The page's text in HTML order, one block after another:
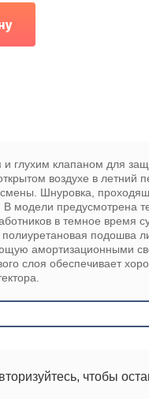
глухим клапаном для
воздухе в летний
Шнуровка,
модели предусмотрена
в темное время
подошва
амортизационными
слоя обеспечивает
чтобы